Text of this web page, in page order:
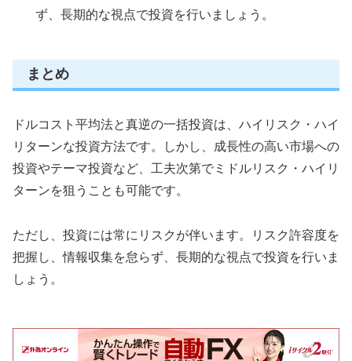
ず、長期的な視点で投資を行いましょう。
まとめ
ドルコスト平均法と真逆の一括投資は、ハイリスク・ハイ
リターンな投資方法です。しかし、成長性の高い市場への
投資やテーマ投資など、工夫次第でミドルリスク・ハイリ
ターンを狙うことも可能です。
ただし、投資には常にリスクが伴います。リスク許容度を
把握し、情報収集を怠らず、長期的な視点で投資を行いま
しょう。